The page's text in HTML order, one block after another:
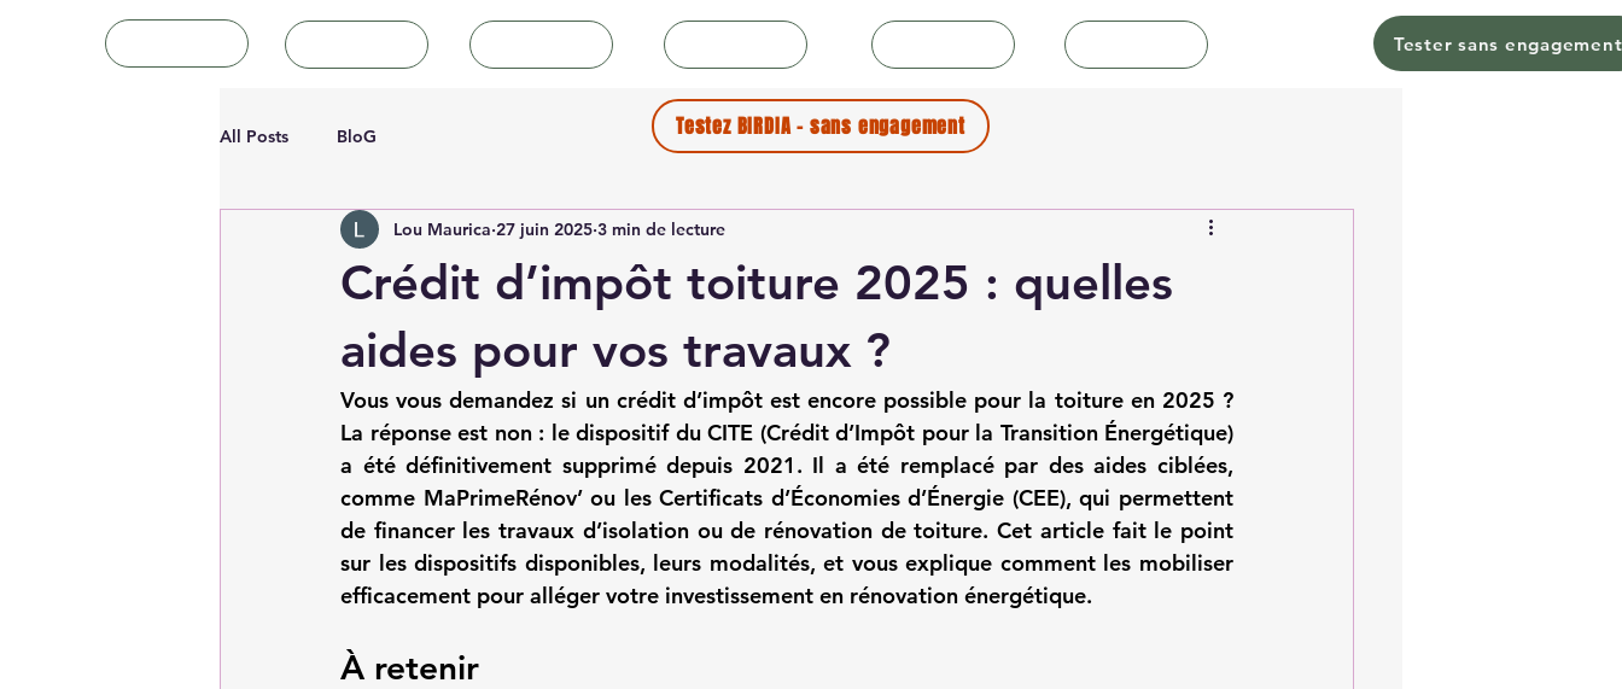
Tester sans engagement
All Posts BloG
Crédit d’impôt toiture 2025 : quelles
aides pour vos travaux ?
Lou Maurica 27 juin 2025 3 min de lecture
Vous vous demandez si un crédit d’impôt est encore possible pour la toiture en 2025 ?
La réponse est non : le dispositif du CITE (Crédit d’Impôt pour la Transition Énergétique)
a été définitivement supprimé depuis 2021. Il a été remplacé par des aides ciblées,
comme MaPrimeRénov’ ou les Certificats d’Économies d’Énergie (CEE), qui permettent
de financer les travaux d’isolation ou de rénovation de toiture. Cet article fait le point
sur les dispositifs disponibles, leurs modalités, et vous explique comment les mobiliser
efficacement pour alléger votre investissement en rénovation énergétique.
À retenir
Testez BIRDIA - sans engagement